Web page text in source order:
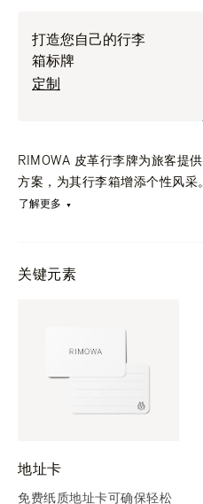
打造您自己的行李
箱标牌
定制
RIMOWA 皮革行李牌为旅客提
方案，为其行李箱增添个性风采。
了解更多
关键元素
地址卡
免费纸质地址卡可确保轻松